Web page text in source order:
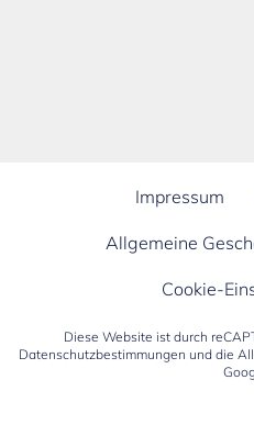
Impressum
Allgemeine
Cookie-
Diese Website ist durch
Datenschutzbestimmungen und die